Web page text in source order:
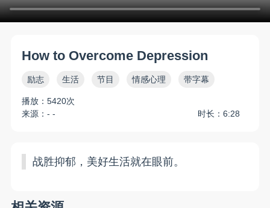
How to Overcome Depression
励志 生活 节目 情感心理 带字幕
播放：5420次
来源：- -
时长：6:28
战胜抑郁，美好生活就在眼前。